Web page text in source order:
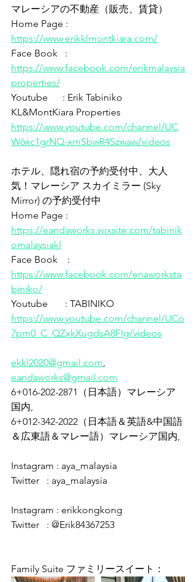
マレーシアの不動産（販売、賃貸）
Home Page :
https://www.erikklmontkiara.com/
Face Book   :
https://www.facebook.com/erikmalaysia
properties/
Youtube      : Erik Tabiniko
KL&MontKiara Properties
https://www.youtube.com/channel/UC
W6xc1grNQ-xmSbwR4Szwaw/videos
ホテル、隠れ宿の予約受付中、大人
気！マレーシア スカイミラー (Sky
Mirror) の予約受付中
Home Page :
https://eandaworks.wixsite.com/tabinik
omalaysiakl
Face Book    :
https://www.facebook.com/enaworksta
biniko/
Youtube       : TABINIKO
https://www.youtube.com/channel/UCo
7pm0_C_QZxkXugdsA8FIg/videos
ekkl2020@gmail.com,
eandaworks@gmail.com
6+016-202-2871（日本語）マレーシア
国内,
6+012-342-2022（日本語＆英語&中国語
＆広東語＆マレー語）マレーシア国内,
Instagram : aya_malaysia
Twitter   : aya_malaysia
Instagram : erikkongkong
Twitter   : @Erik84367253
Family Suite ファミリースイート：